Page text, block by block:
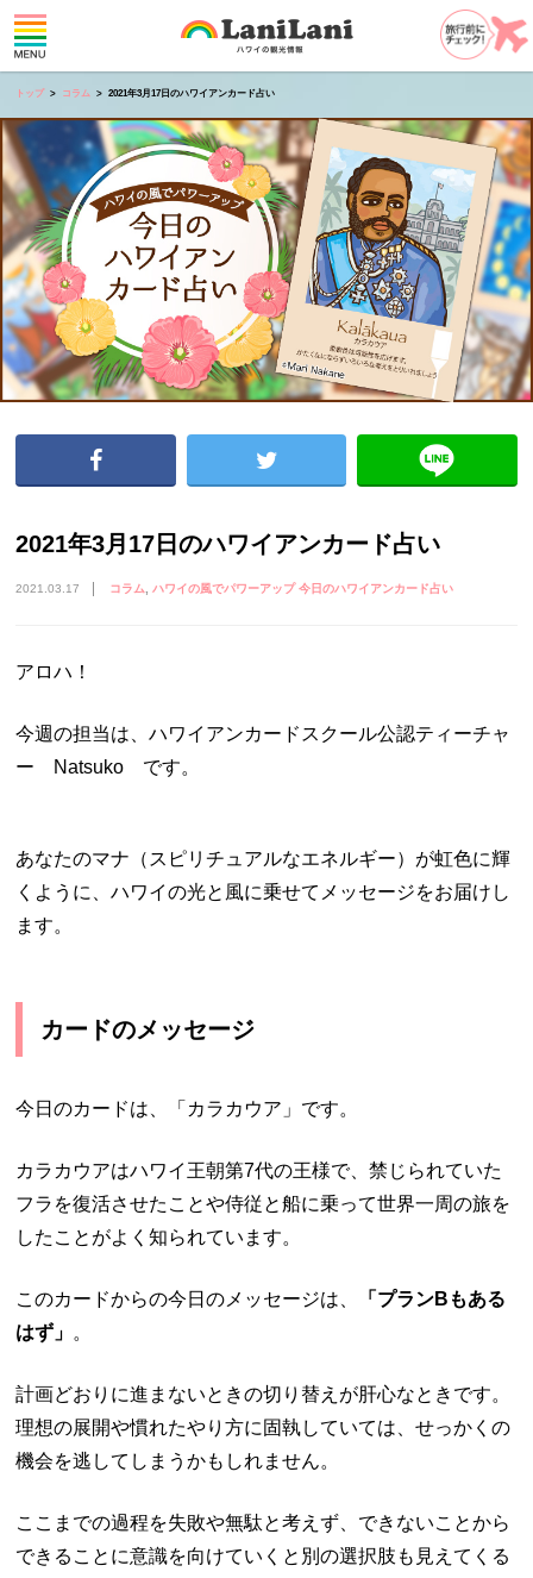
トップ コラム 2021年3月17日のハワイアンカード占い
2021年3月17日のハワイアンカード占い
2021.03.17 コラム ハワイの風でパワーアップ 今日のハワイアンカード占い
アロハ！
今週の担当は、ハワイアンカードスクール公認ティーチャ
ー Natsuko です。
あなたのマナ（スピリチュアルなエネルギー）が虹色に輝
くように、ハワイの光と風に乗せてメッセージをお届けし
ます。
カードのメッセージ
今日のカードは、「カラカウア」です。
カラカウアはハワイ王朝第7代の王様で、禁じられていた
フラを復活させたことや侍従と船に乗って世界一周の旅を
したことがよく知られています。
このカードからの今日のメッセージは、
「プランBもある
はず」 。
計画どおりに進まないときの切り替えが肝心なときです。
理想の展開や慣れたやり方に固執していては、せっかくの
機会を逃してしまうかもしれません。
ここまでの過程を失敗や無駄と考えず、できないことから
できることに意識を向けていくと別の選択肢も見えてくる